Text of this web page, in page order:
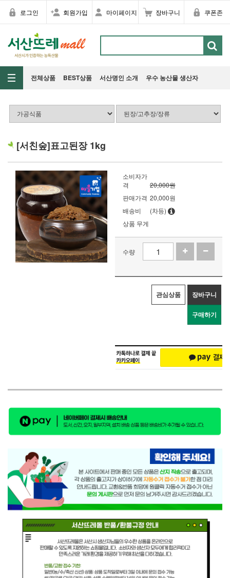
로그인 회원가입 마이페이지 장바구니 쿠폰존
전체상품 BEST상품 서산명인 소개 우수 농산물 생산자
[서친숲]표고된장 1kg
소비자가
격
20,000원
판매가격 20,000원
배송비
(차등)
상품 무게
수량
관심상품 장바구니
구매하기